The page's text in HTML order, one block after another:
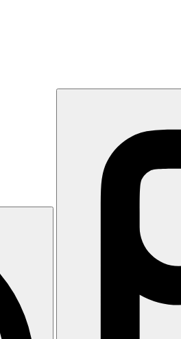
vzdáleno cca 26 km.
s recepcí, restaurace, restaurace à la
klimatizace, wi-fi zdarma, telefon, TV/
uvedené vybavení)